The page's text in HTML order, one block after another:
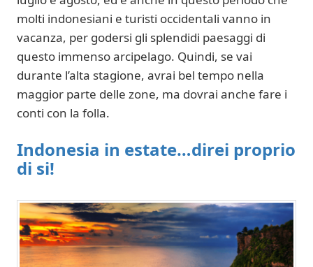
molti indonesiani e turisti occidentali vanno in
vacanza, per godersi gli splendidi paesaggi di
questo immenso arcipelago. Quindi, se vai
durante l’alta stagione, avrai bel tempo nella
maggior parte delle zone, ma dovrai anche fare i
conti con la folla.
Indonesia in estate…direi proprio
di si!